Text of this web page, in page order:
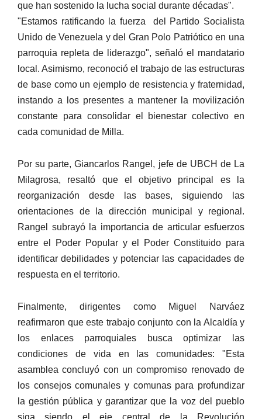
que han sostenido la lucha social durante décadas".
"Estamos ratificando la fuerza del Partido Socialista
Unido de Venezuela y del Gran Polo Patriótico en una
parroquia repleta de liderazgo", señaló el mandatario
local. Asimismo, reconoció el trabajo de las estructuras
de base como un ejemplo de resistencia y fraternidad,
instando a los presentes a mantener la movilización
constante para consolidar el bienestar colectivo en
cada comunidad de Milla.
Por su parte, Giancarlos Rangel, jefe de UBCH de La
Milagrosa, resaltó que el objetivo principal es la
reorganización desde las bases, siguiendo las
orientaciones de la dirección municipal y regional.
Rangel subrayó la importancia de articular esfuerzos
entre el Poder Popular y el Poder Constituido para
identificar debilidades y potenciar las capacidades de
respuesta en el territorio.
Finalmente, dirigentes como Miguel Narváez
reafirmaron que este trabajo conjunto con la Alcaldía y
los enlaces parroquiales busca optimizar las
condiciones de vida en las comunidades: "Esta
asamblea concluyó con un compromiso renovado de
los consejos comunales y comunas para profundizar
la gestión pública y garantizar que la voz del pueblo
siga siendo el eje central de la Revolución